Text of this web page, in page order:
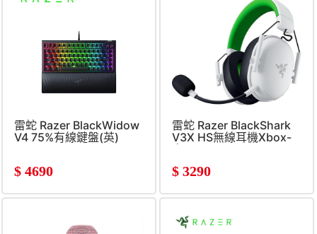
雷蛇 Razer BlackWidow
V4 75%有線鍵盤(英)
$ 4690
雷蛇 Razer BlackShark
V3X HS無線耳機Xbox-
$ 3290